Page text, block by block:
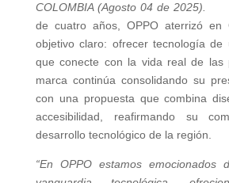
COLOMBIA (Agosto 04 de
de cuatro años, OPPO aterrizó en
objetivo claro: ofrecer tecnología de
que conecte con la vida real de las
marca continúa consolidando su
con una propuesta que combina
accesibilidad, reafirmando su
desarrollo tecnológico de la región.
“En OPPO estamos emocionados